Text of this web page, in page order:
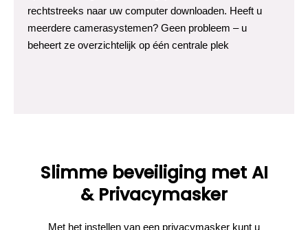
rechtstreeks naar uw computer downloaden. Heeft u
meerdere camerasystemen? Geen probleem – u
beheert ze overzichtelijk op één centrale plek
Slimme beveiliging met AI
& Privacymasker
Met het instellen van een privacymasker kunt u